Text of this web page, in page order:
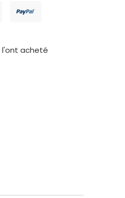
l'ont acheté